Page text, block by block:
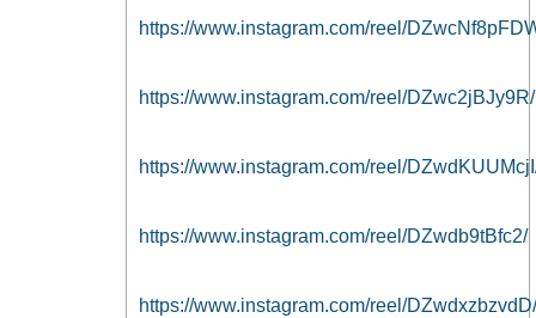
https://www.instagram.com/reel/
https://www.instagram.com/reel/DZwc2jBJy9R/
https://www.instagram.com/reel/
https://www.instagram.com/reel/DZwdb9tBfc2/
https://www.instagram.com/reel/DZwdxzbzvdD/